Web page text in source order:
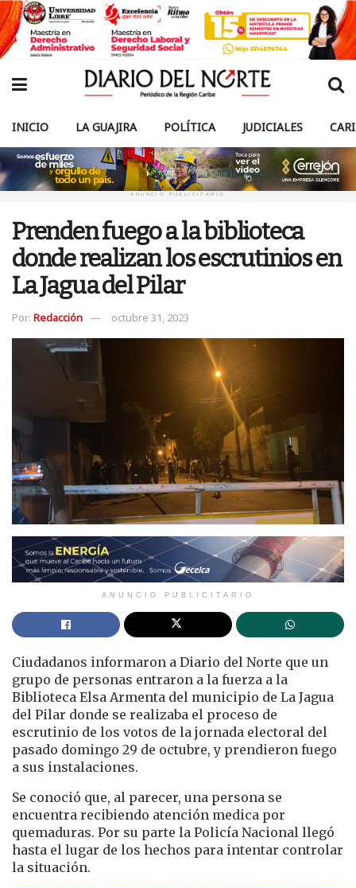
INICIO LA GUAJIRA POLÍTICA JUDICIALES
ANUNCIO PUBLICITARIO
Prenden fuego a la biblioteca
donde realizan los escrutinios en
La Jagua del Pilar
Por: Redacción octubre 31, 2023
ANUNCIO PUBLICITARIO
Ciudadanos informaron a Diario del Norte que un
grupo de personas entraron a la fuerza a la
Biblioteca Elsa Armenta del municipio de La Jagua
del Pilar donde se realizaba el proceso de
escrutinio de los votos de la jornada electoral del
pasado domingo 29 de octubre, y prendieron fuego
a sus instalaciones.
Se conoció que, al parecer, una persona se
encuentra recibiendo atención medica por
quemaduras. Por su parte la Policía Nacional llegó
hasta el lugar de los hechos para intentar controlar
la situación.